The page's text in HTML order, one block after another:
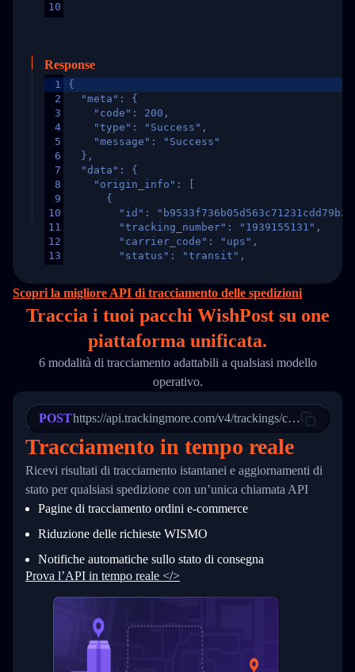
10
Response
1
2
3
4
5
6
7
8
9
10
11
12
13
16
17
21
24
26
27
28
30
31
32
33
34
{
  "meta": {
    "code": 200,
    "type": "Success",
    "message": "Success"
  },
  "data": {
    "origin_info": [
      {
"id":
        "tracking_number": "1939155131",
        "carrier_code": "ups",
        "status": "transit",
        "itemTimeLength": 2,
        "weblink": "",
        "phone": null,
        "trackinfo": [
          {
            "Date": "2017-03-08 04: 22: 00",
"StatusDescription": "Departed
          },
          {
            "Date": "2017-03-06 15:28:00",
"StatusDescription": "Shipment
"Details": "BEIJING-
          }
        ]
      }
    ]
  }
}
Scopri la migliore API di tracciamento delle spedizioni
Traccia i tuoi pacchi WishPost su one
piattaforma unificata.
6 modalità di tracciamento adattabili a qualsiasi modello
operativo.
POSThttps://api.trackingmore.com/v4/trackings/create
Tracciamento in tempo reale
Ricevi risultati di tracciamento istantanei e aggiornamenti di
stato per qualsiasi spedizione con un’unica chiamata API
Pagine di tracciamento ordini e‑commerce
Riduzione delle richieste WISMO
Notifiche automatiche sullo stato di consegna
Prova l’API in tempo reale </>